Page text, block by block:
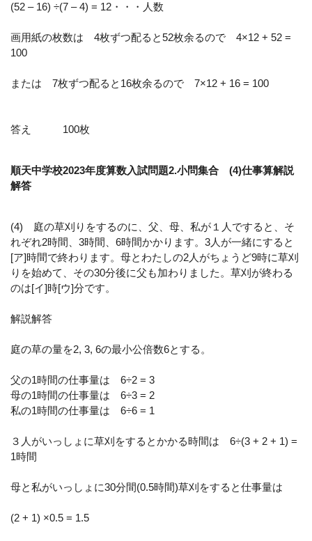
(52 – 16) ÷(7 – 4) = 12・・・人数
画用紙の枚数は 4枚ずつ配ると52枚余るので 4×12 + 52 =
100
または 7枚ずつ配ると16枚余るので 7×12 + 16 = 100
答え 100枚
順天中学校2023年度算数入試問題2.小問集合 (4)仕事算解説
解答
(4) 庭の草刈りをするのに、父、母、私が１人ですると、そ
れぞれ2時間、3時間、6時間かかります。3人が一緒にすると
[ア]時間で終わります。母とわたしの2人がちょうど9時に草刈
りを始めて、その30分後に父も加わりました。草刈が終わる
のは[イ]時[ウ]分です。
解説解答
庭の草の量を2, 3, 6の最小公倍数6とする。
父の1時間の仕事量は 6÷2 = 3
母の1時間の仕事量は 6÷3 = 2
私の1時間の仕事量は 6÷6 = 1
３人がいっしょに草刈をするとかかる時間は 6÷(3 + 2 + 1) =
1時間
母と私がいっしょに30分間(0.5時間)草刈をすると仕事量は
(2 + 1) ×0.5 = 1.5